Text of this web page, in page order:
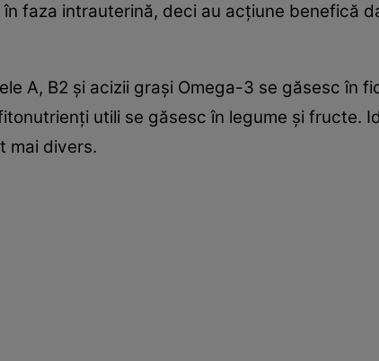
faza intrauterină, deci au acţiune benefică
A, B2 şi acizii graşi Omega-3 se găsesc în
utili se găsesc în legume şi fructe.
mai divers.